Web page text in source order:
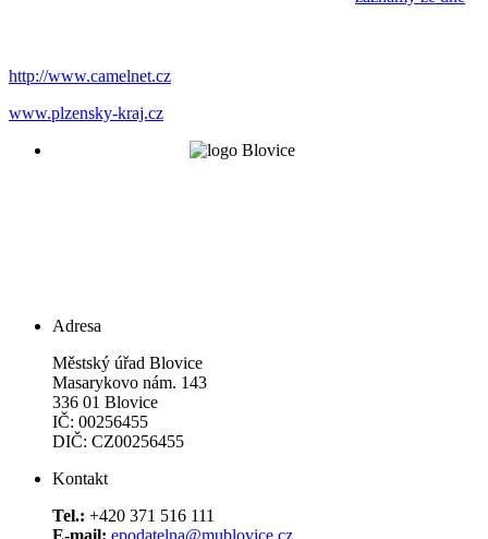
http://www.camelnet.cz
www.plzensky-kraj.cz
Adresa
Městský úřad Blovice
Masarykovo nám. 143
336 01 Blovice
IČ: 00256455
DIČ: CZ00256455
Kontakt
Tel.: +420 371 516 111
E-mail: epodatelna@mublovice.cz